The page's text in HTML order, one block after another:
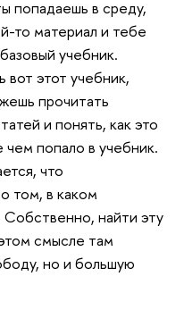
попадаешь в среду,
то материал и тебе
учебник.
этот учебник,
прочитать
и понять, как это
попало в учебник.
что
том, в каком
Собственно, найти эту
смысле там
но и большую